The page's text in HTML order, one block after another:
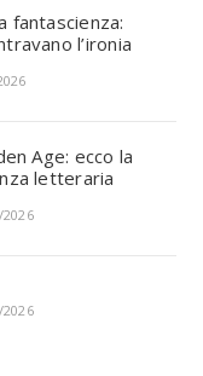
fantascienza:
l’ironia
Age: ecco la
letteraria